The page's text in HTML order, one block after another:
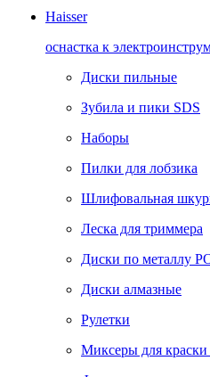
Haisser
оснастка к
Диски пильные
Зубила и пики SDS
Наборы
Пилки для лобзика
Шлифовальная
Леска для триммера
Диски по металлу
Диски алмазные
Рулетки
Миксеры для краски